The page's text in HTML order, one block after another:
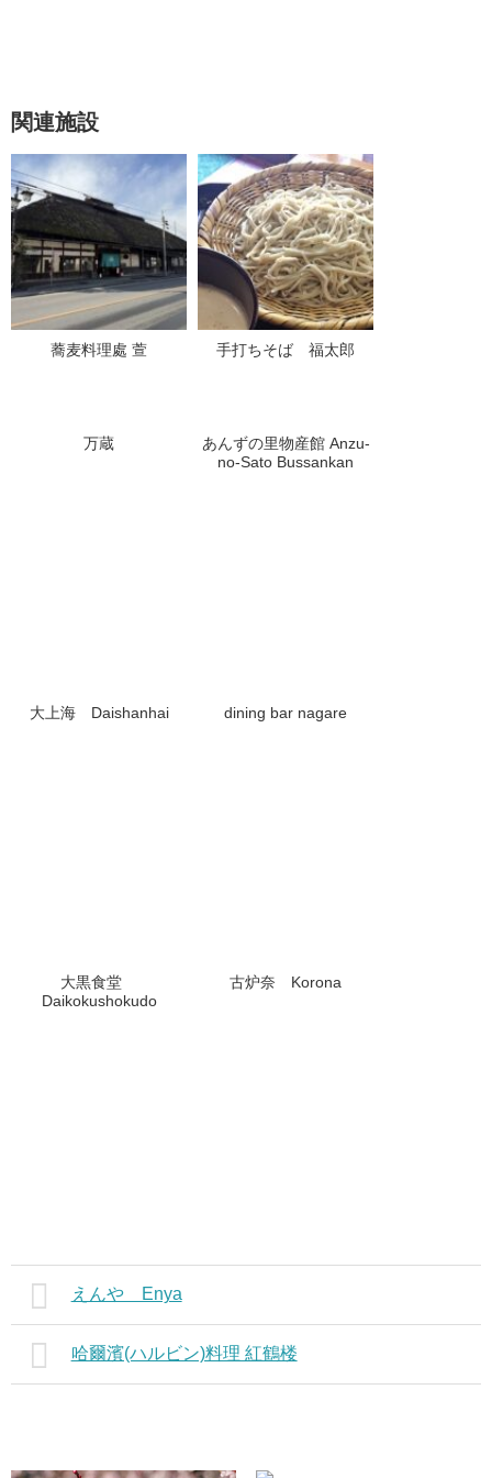
関連施設
蕎麦料理處 萱 手打ちそば 福太郎
万蔵
あんずの里物産館 Anzu-
no-Sato Bussankan
大上海 Daishanhai dining bar nagare
大黒食堂
Daikokushokudo
古炉奈 Korona
えんや Enya
哈爾濱(ハルビン)料理 紅鶴楼